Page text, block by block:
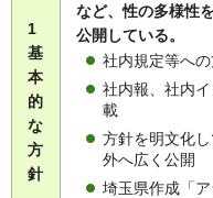
1
基
本
的
な
方
針
など、性の多様性
公開している。
社内規定等へ
社内報、社内
載
方針を明文化
外へ広く公開
埼玉県作成「